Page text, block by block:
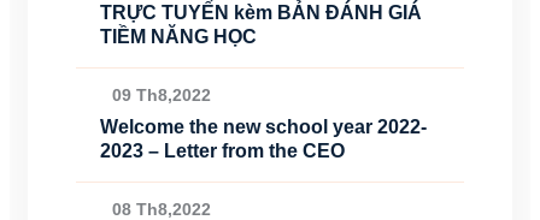
TRỰC TUYẾN kèm BẢN ĐÁNH GIÁ
TIỀM NĂNG HỌC
09 Th8,2022
Welcome the new school year 2022-
2023 – Letter from the CEO
08 Th8,2022